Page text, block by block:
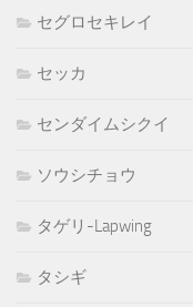
セグロセキレイ
セッカ
センダイムシクイ
ソウシチョウ
タゲリ-Lapwing
タシギ